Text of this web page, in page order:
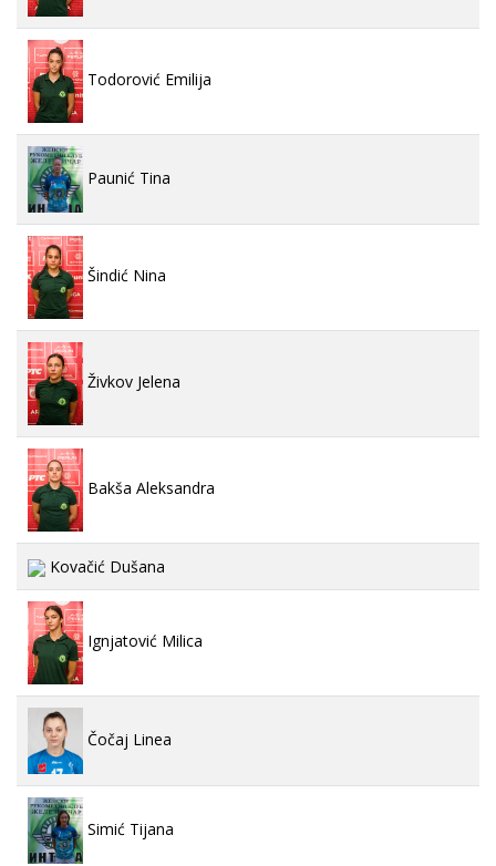
Todorović Emilija
Paunić Tina
Šindić Nina
Živkov Jelena
Bakša Aleksandra
Kovačić Dušana
Ignjatović Milica
Čočaj Linea
Simić Tijana